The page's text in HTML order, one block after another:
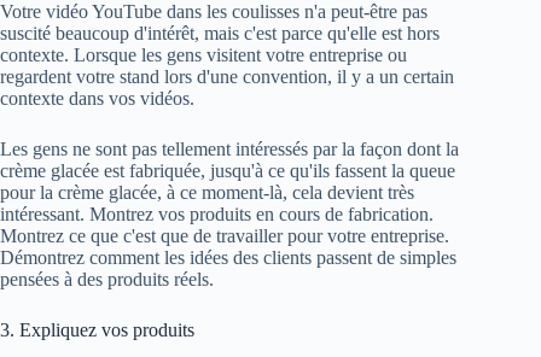
Votre vidéo YouTube dans les coulisses n'a peut-être pas
suscité beaucoup d'intérêt, mais c'est parce qu'elle est hors
contexte. Lorsque les gens visitent votre entreprise ou
regardent votre stand lors d'une convention, il y a un certain
contexte dans vos vidéos.
Les gens ne sont pas tellement intéressés par la façon dont la
crème glacée est fabriquée, jusqu'à ce qu'ils fassent la queue
pour la crème glacée, à ce moment-là, cela devient très
intéressant. Montrez vos produits en cours de fabrication.
Montrez ce que c'est que de travailler pour votre entreprise.
Démontrez comment les idées des clients passent de simples
pensées à des produits réels.
3. Expliquez vos produits